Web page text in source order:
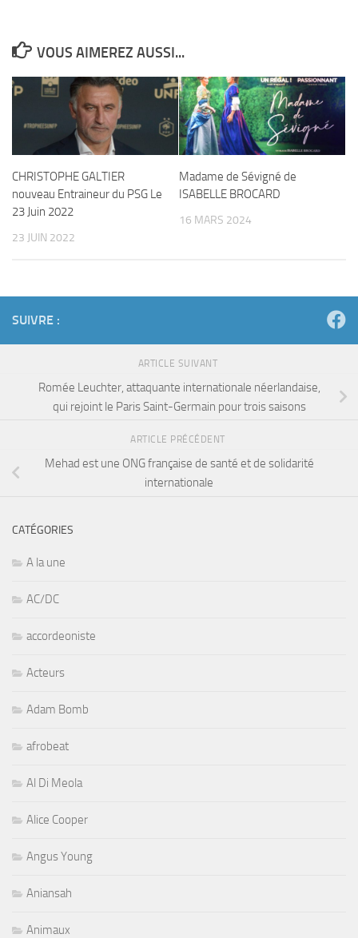
VOUS AIMEREZ AUSSI...
CHRISTOPHE GALTIER
nouveau Entraineur du PSG Le
23 Juin 2022
23 JUIN 2022
Madame de Sévigné de
ISABELLE BROCARD
16 MARS 2024
SUIVRE :
ARTICLE SUIVANT
Romée Leuchter, attaquante internationale néerlandaise,
qui rejoint le Paris Saint-Germain pour trois saisons
ARTICLE PRÉCÉDENT
Mehad est une ONG française de santé et de solidarité
internationale
CATÉGORIES
A la une
AC/DC
accordeoniste
Acteurs
Adam Bomb
afrobeat
Al Di Meola
Alice Cooper
Angus Young
Aniansah
Animaux